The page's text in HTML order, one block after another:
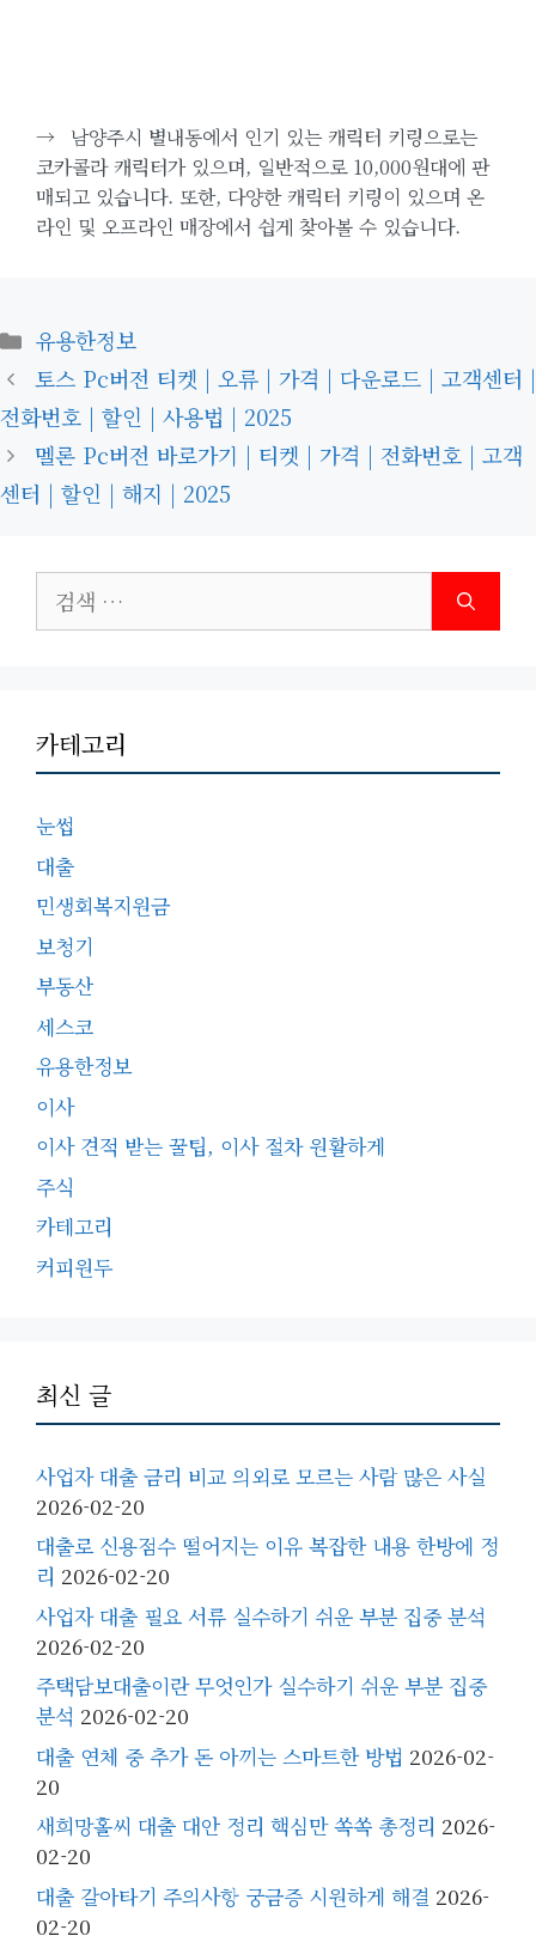
→
남양주시 별내동에서 인기 있는 캐릭터 키링으로는
코카콜라 캐릭터가 있으며, 일반적으로 10,000원대에 판
매되고 있습니다. 또한, 다양한 캐릭터 키링이 있으며 온
라인 및 오프라인 매장에서 쉽게 찾아볼 수 있습니다.
카
테
고
리
유용한정보
토스 Pc버전 티켓 | 오류 | 가격 | 다운로드 | 고객센터 |
전화번호 | 할인 | 사용법 | 2025
멜론 Pc버전 바로가기 | 티켓 | 가격 | 전화번호 | 고객
센터 | 할인 | 해지 | 2025
색:
카테고리
눈썹
대출
민생회복지원금
보청기
부동산
세스코
유용한정보
이사
이사 견적 받는 꿀팁, 이사 절차 원활하게
주식
카테고리
커피원두
최신 글
사업자 대출 금리 비교 의외로 모르는 사람 많은 사실
2026-02-20
대출로 신용점수 떨어지는 이유 복잡한 내용 한방에 정
리 2026-02-20
사업자 대출 필요 서류 실수하기 쉬운 부분 집중 분석
2026-02-20
주택담보대출이란 무엇인가 실수하기 쉬운 부분 집중
분석 2026-02-20
대출 연체 중 추가 돈 아끼는 스마트한 방법 2026-02-
20
새희망홀씨 대출 대안 정리 핵심만 쏙쏙 총정리 2026-
02-20
대출 갈아타기 주의사항 궁금증 시원하게 해결 2026-
02-20